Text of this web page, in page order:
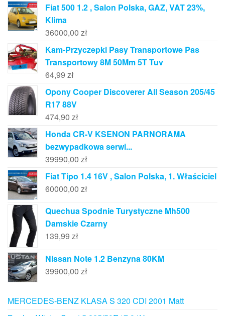
Fiat 500 1.2 , Salon Polska, GAZ, VAT 23%,
Klima
36000,00 zł
Kam-Przyczepki Pasy Transportowe Pas
Transportowy 8M 50Mm 5T Tuv
64,99 zł
Opony Cooper Discoverer All Season 205/45
R17 88V
474,90 zł
Honda CR-V KSENON PARNORAMA
bezwypadkowa serwi...
39990,00 zł
Fiat Tipo 1.4 16V , Salon Polska, 1. Właściciel
60000,00 zł
Quechua Spodnie Turystyczne Mh500
Damskie Czarny
139,99 zł
Nissan Note 1.2 Benzyna 80KM
39900,00 zł
MERCEDES-BENZ KLASA S 320 CDI 2001 Matt